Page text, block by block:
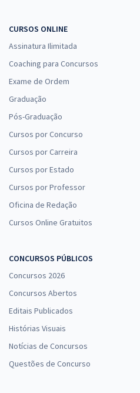
CURSOS ONLINE
Assinatura Ilimitada
Coaching para Concursos
Exame de Ordem
Graduação
Pós-Graduação
Cursos por Concurso
Cursos por Carreira
Cursos por Estado
Cursos por Professor
Oficina de Redação
Cursos Online Gratuitos
CONCURSOS PÚBLICOS
Concursos 2026
Concursos Abertos
Editais Publicados
Histórias Visuais
Notícias de Concursos
Questões de Concurso